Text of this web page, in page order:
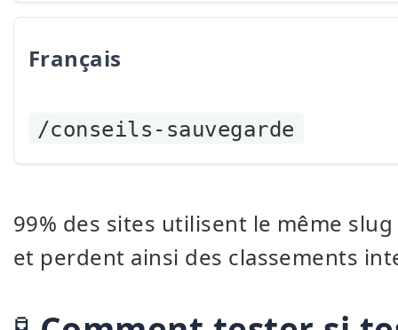
Français
/conseils-sauvegarde
99% des sites utilisent le même
et perdent ainsi des classements